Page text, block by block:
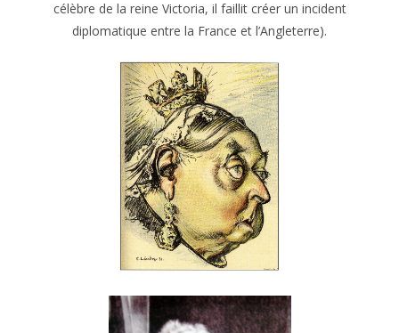
célèbre de la reine Victoria, il faillit créer un incident
diplomatique entre la France et l’Angleterre).